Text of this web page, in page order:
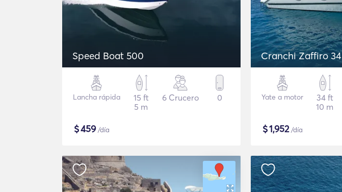
Speed Boat 500
Lancha rápida
15 ft
5 m
6 Crucero 0
$459/día
Cranchi Zaffiro 34
Yate a motor
34 ft
10 m
$1,952/día